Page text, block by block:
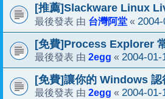
[推薦]Slackware Linux
最後發表 由 台灣阿堂 «
[免費]Process Explorer
最後發表 由 2egg « 2004-01-
[免費]讓你的 Windows
最後發表 由 2egg « 2004-01-